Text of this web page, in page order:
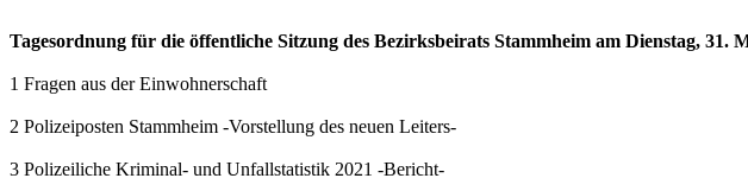
Tagesordnung für die öffentliche Sitzung des Bezirksbeirats Stammheim am Dienstag, 31.
1 Fragen aus der Einwohnerschaft
2 Polizeiposten Stammheim -Vorstellung des neuen Leiters-
3 Polizeiliche Kriminal- und Unfallstatistik 2021 -Bericht-